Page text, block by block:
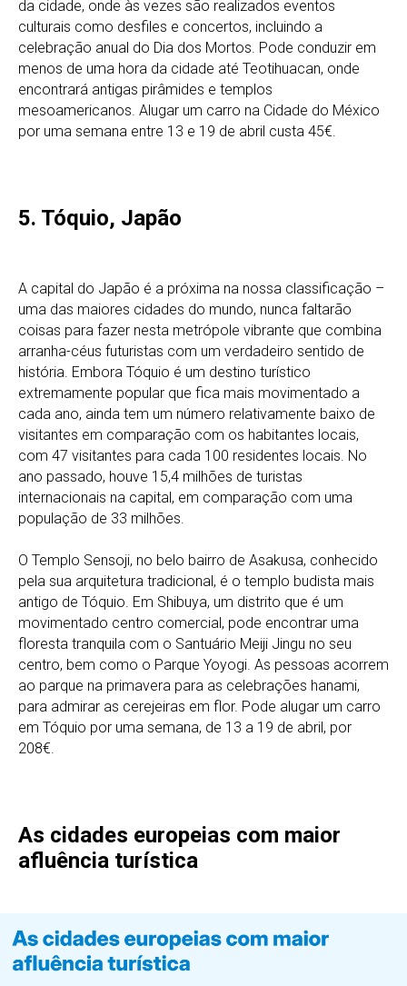
da cidade, onde às vezes são realizados eventos
culturais como desfiles e concertos, incluindo a
celebração anual do Dia dos Mortos. Pode conduzir em
menos de uma hora da cidade até Teotihuacan, onde
encontrará antigas pirâmides e templos
mesoamericanos. Alugar um carro na Cidade do México
por uma semana entre 13 e 19 de abril custa 45€.
5. Tóquio, Japão
A capital do Japão é a próxima na nossa classificação –
uma das maiores cidades do mundo, nunca faltarão
coisas para fazer nesta metrópole vibrante que combina
arranha-céus futuristas com um verdadeiro sentido de
história. Embora Tóquio é um destino turístico
extremamente popular que fica mais movimentado a
cada ano, ainda tem um número relativamente baixo de
visitantes em comparação com os habitantes locais,
com 47 visitantes para cada 100 residentes locais. No
ano passado, houve 15,4 milhões de turistas
internacionais na capital, em comparação com uma
população de 33 milhões.
O Templo Sensoji, no belo bairro de Asakusa, conhecido
pela sua arquitetura tradicional, é o templo budista mais
antigo de Tóquio. Em Shibuya, um distrito que é um
movimentado centro comercial, pode encontrar uma
floresta tranquila com o Santuário Meiji Jingu no seu
centro, bem como o Parque Yoyogi. As pessoas acorrem
ao parque na primavera para as celebrações hanami,
para admirar as cerejeiras em flor. Pode alugar um carro
em Tóquio por uma semana, de 13 a 19 de abril, por
208€.
As cidades europeias com maior
afluência turística